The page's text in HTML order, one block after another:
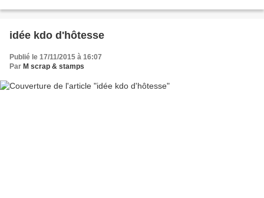
idée kdo d'hôtesse
Publié le 17/11/2015 à 16:07
Par M scrap & stamps